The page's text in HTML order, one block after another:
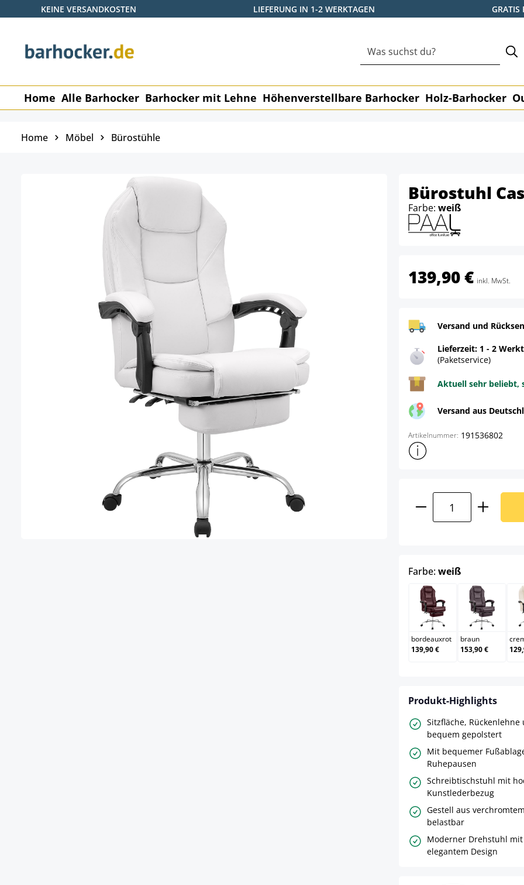
Hauptinhalt springen
Zur Suche springen
Zur Hauptnavigation springen
KEINE VERSANDKOSTEN LIEFERUNG IN 1-2 WERKTAGEN GRATIS
Home Alle Barhocker Barhocker mit Lehne Höhenverstellbare Barhocker Holz-Barhocker
Home Möbel Bürostühle
Bürostuhl
Farbe: weiß
139,90 € inkl. MwSt.
Versand und
Lieferzeit: 1 - 2
(Paketservice)
Aktuell sehr beliebt,
Versand aus
Artikelnummer: 191536802
Weitere
Produkt Anzahl:
Farbe:weißauswählen
bordeauxrot
bordeauxrot
139,90 €
braun
braun
153,90 €
Produkt-Highlights
Sitzfläche,
bequem gepolstert
Mit bequemer
Ruhepausen
Schreibtischstuhl mit
Kunstlederbezug
Gestell aus
belastbar
Moderner Drehstuhl
elegantem Design